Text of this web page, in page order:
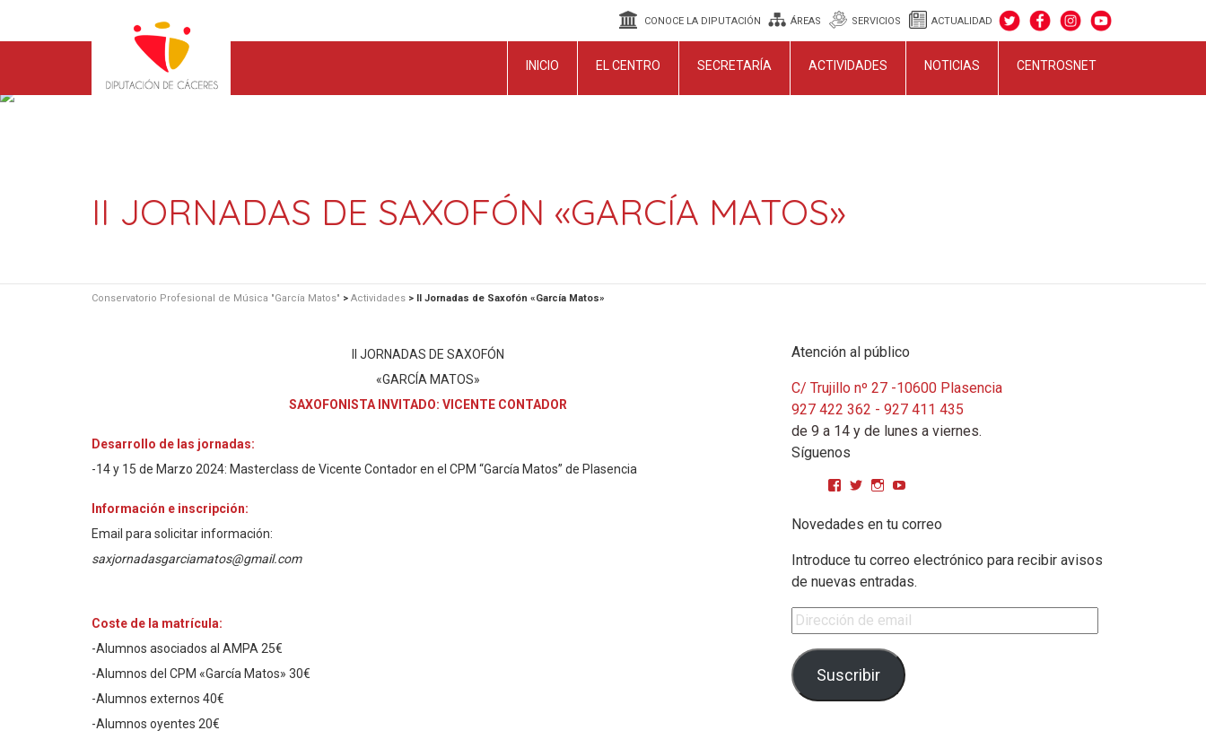
CONOCE LA DIPUTACIÓN ÁREAS SERVICIOS ACTUALIDAD
INICIO EL CENTRO SECRETARÍA ACTIVIDADES NOTICIAS CENTROSNET
II JORNADAS DE SAXOFÓN «GARCÍA MATOS»
Conservatorio Profesional de Música "García Matos" > Actividades > II Jornadas de Saxofón «García Matos»
II JORNADAS DE SAXOFÓN
«GARCÍA MATOS»
SAXOFONISTA INVITADO: VICENTE CONTADOR
Desarrollo de las jornadas:
-14 y 15 de Marzo 2024: Masterclass de Vicente Contador en el CPM “García Matos” de Plasencia
Información e inscripción:
Email para solicitar información:
saxjornadasgarciamatos@gmail.com
Coste de la matrícula:
-Alumnos asociados al AMPA 25€
-Alumnos del CPM «García Matos» 30€
-Alumnos externos 40€
-Alumnos oyentes 20€
Atención al público
C/ Trujillo nº 27 -10600 Plasencia
927 422 362 - 927 411 435
de 9 a 14 y de lunes a viernes.
Síguenos
Ver perfil de CPMGarciaMatos en Facebook
Ver perfil de cpmgarciamatos en Twitter
Ver perfil de cpmgarciamatos en Instagram
Novedades en tu correo
Introduce tu correo electrónico para recibir avisos
de nuevas entradas.
Dirección de email
Suscribir